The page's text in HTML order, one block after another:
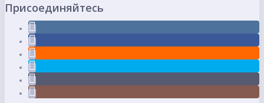
Присоединяйтесь